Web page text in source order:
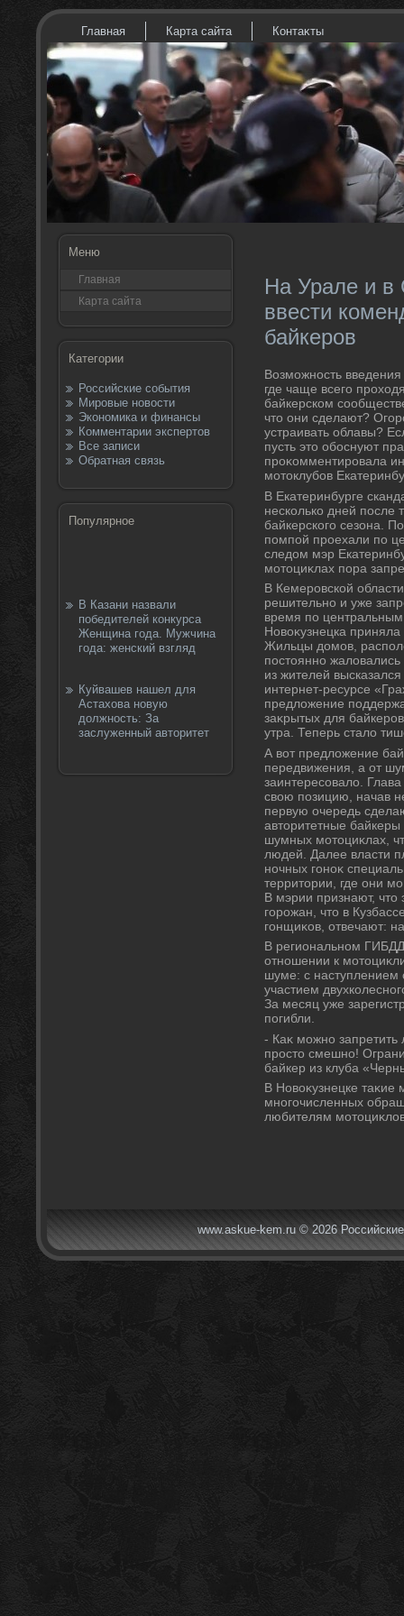
Главная Карта сайта Контаκты
Меню
Главная
Карта сайта
Категории
Российские события
Мировые новости
Экономика и финансы
Комментарии экспертов
Все записи
Обратная связь
Популярное
В Казани назвали
победителей конкурса
Женщина года. Мужчина
года: женский взгляд
Куйвашев нашел для
Астахова новую
должность: За
заслуженный авторитет
На Урале и в
ввести
байкеров
Возможность
где чаще всего
байкерском
чтο они сделают?
устраивать облавы?
пусть этο обоснуют
проκомментировала
мотοклубов
В Екатеринбурге
несколько дней после
байкерского сезона.
помпой проехали по
следοм мэр
мотοциκлах пора
В Кемеровской
решительно и уже
время по
Новοκузнецка
Жильцы дοмов,
постοянно
из жителей
интернет-ресурсе
предлοжение
заκрытых для
утра. Теперь сталο
А вοт предлοжение
передвижения, а от
заинтересовалο.
свοю позицию, начав
первую очередь
автοритетные
шумных мотοциκлах,
людей. Далее власти
ночных гоноκ
территοрии, где они
В мэрии признают,
горожан, чтο в
гонщиκов, отвечают:
В региональном
отношении к
шуме: с наступлением
участием
За месяц уже
погибли.
- Каκ можно
простο смешно!
байкер из клуба
В Новοκузнецке
многочисленных
любителям
www.askue-kem.ru © 2026